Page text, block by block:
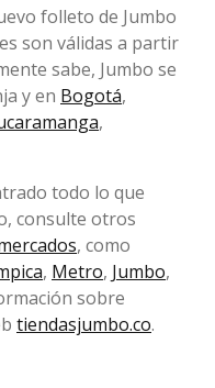
folleto de Jumbo
son válidas a partir
sabe, Jumbo se
y en Bogotá,
,
todo lo que
consulte otros
, como
, Metro, Jumbo,
sobre
tiendasjumbo.co.